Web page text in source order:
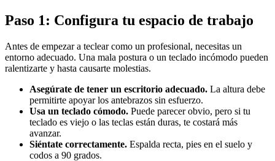
Paso 1: Configura tu espacio de trabajo
Antes de empezar a teclear como un profesional, necesitas un
entorno adecuado. Una mala postura o un teclado incómodo pueden
ralentizarte y hasta causarte molestias.
Asegúrate de tener un escritorio adecuado. La altura debe
permitirte apoyar los antebrazos sin esfuerzo.
Usa un teclado cómodo. Puede parecer obvio, pero si tu
teclado es viejo o las teclas están duras, te costará más
avanzar.
Siéntate correctamente. Espalda recta, pies en el suelo y
codos a 90 grados.